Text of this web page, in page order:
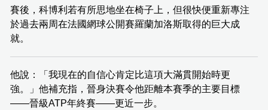
賽後，科博利若有所思地坐在椅子上，但很快便重新專注
於過去兩周在法國網球公開賽羅蘭加洛斯取得的巨大成
就。
他說：「我現在的自信心肯定比這項大滿貫開始時更
強。」他補充指，晉身決賽令他距離本賽季的主要目標
——晉級ATP年終賽——更近一步。